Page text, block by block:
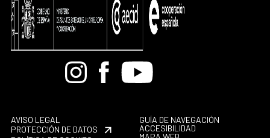
BandcampInstagramFacebook
Youtube
AVISO LEGAL
PROTECCIÓN DE DATOS
GUÍA DE NAVEGACIÓN
ACCESIBILIDAD